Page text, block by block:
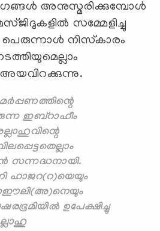
അനുസ്മരിക്കുമ്പോള്‍
സമ്മേളിച്ചു
പെരുന്നാള്‍ നിസ്‌കാരം
ഇബ്‌റാഹീം
സന്നദ്ധനായി.
ഹാജറ(റ)യെയും
ഉപേക്ഷിച്ചു